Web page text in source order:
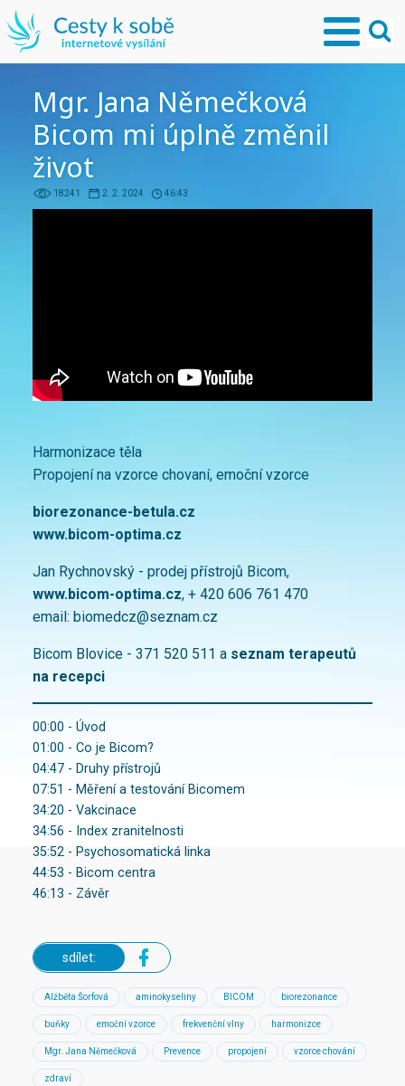
Mgr. Jana Němečková
Bicom mi úplně změnil
život
18241 2. 2. 2024 46:43
Harmonizace těla
Propojení na vzorce chovaní, emoční vzorce
biorezonance-betula.cz
www.bicom-optima.cz
Jan Rychnovský - prodej přístrojů Bicom,
www.bicom-optima.cz, + 420 606 761 470
email: biomedcz@seznam.cz
Bicom Blovice - 371 520 511 a seznam terapeutů
na recepci
00:00 - Úvod
01:00 - Co je Bicom?
04:47 - Druhy přístrojů
07:51 - Měření a testování Bicomem
34:20 - Vakcinace
34:56 - Index zranitelnosti
35:52 - Psychosomatická linka
44:53 - Bicom centra
46:13 - Závěr
sdílet:
Alžběta Šorfová aminokyseliny BICOM biorezonance
buňky emoční vzorce frekvenční vlny harmonizce
Mgr. Jana Němečková Prevence propojení vzorce chování
zdraví